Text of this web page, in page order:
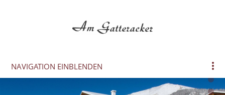
NAVIGATION EINBLENDEN